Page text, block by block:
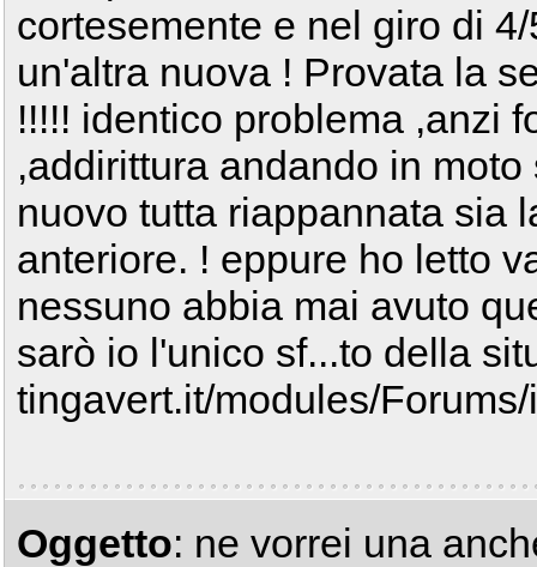
cortesemente e nel giro di
un'altra nuova ! Provata la
!!!!! identico problema ,anzi
,addirittura andando in
nuovo tutta riappannata sia
anteriore. ! eppure ho letto
nessuno abbia mai avuto
sarò io l'unico sf...to della
tingavert.it/modules/
Oggetto: ne vorrei una